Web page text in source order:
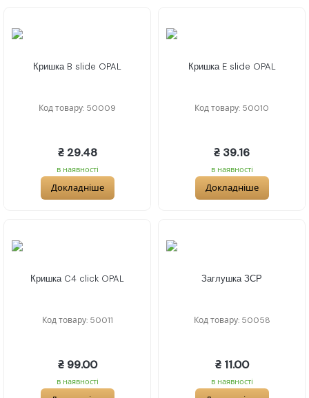
Кришка B slide OPAL
Код товару: 50009
₴ 29.48
в наявності
Докладніше
Кришка E slide OPAL
Код товару: 50010
₴ 39.16
в наявності
Докладніше
Кришка C4 click OPAL
Код товару: 50011
₴ 99.00
в наявності
Заглушка ЗСР
Код товару: 50058
₴ 11.00
в наявності